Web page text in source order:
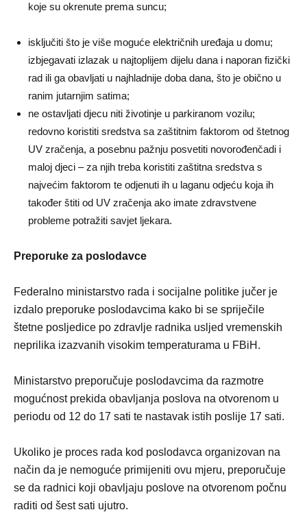
koje su okrenute prema suncu;
isključiti što je više moguće električnih uređaja u domu;
izbjegavati izlazak u najtoplijem dijelu dana i naporan fizički
rad ili ga obavljati u najhladnije doba dana, što je obično u
ranim jutarnjim satima;
ne ostavljati djecu niti životinje u parkiranom vozilu;
redovno koristiti sredstva sa zaštitnim faktorom od štetnog
UV zračenja, a posebnu pažnju posvetiti novorođenčadi i
maloj djeci – za njih treba koristiti zaštitna sredstva s
najvećim faktorom te odjenuti ih u laganu odjeću koja ih
također štiti od UV zračenja ako imate zdravstvene
probleme potražiti savjet ljekara.
Preporuke za poslodavce
Federalno ministarstvo rada i socijalne politike jučer je
izdalo preporuke poslodavcima kako bi se spriječile
štetne posljedice po zdravlje radnika usljed vremenskih
neprilika izazvanih visokim temperaturama u FBiH.
Ministarstvo preporučuje poslodavcima da razmotre
mogućnost prekida obavljanja poslova na otvorenom u
periodu od 12 do 17 sati te nastavak istih poslije 17 sati.
Ukoliko je proces rada kod poslodavca organizovan na
način da je nemoguće primijeniti ovu mjeru, preporučuje
se da radnici koji obavljaju poslove na otvorenom počnu
raditi od šest sati ujutro.